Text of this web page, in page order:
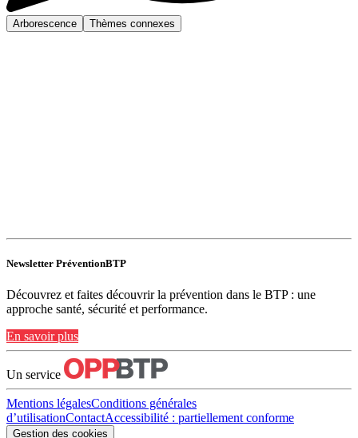
Arborescence Thèmes connexes
Newsletter PréventionBTP
Découvrez et faites découvrir la prévention dans le BTP : une
approche santé, sécurité et performance.
En savoir plus
Un service
Mentions légalesConditions générales
d’utilisationContactAccessibilité : partiellement conforme
Gestion des cookies